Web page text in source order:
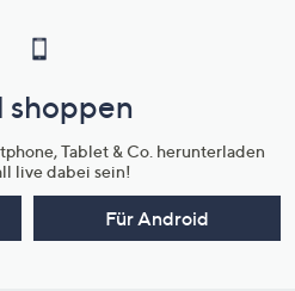
shoppen
Tablet & Co. herunterladen
live dabei sein!
Für Android